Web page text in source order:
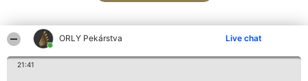
ORLY Pekárstva Live chat
21:41